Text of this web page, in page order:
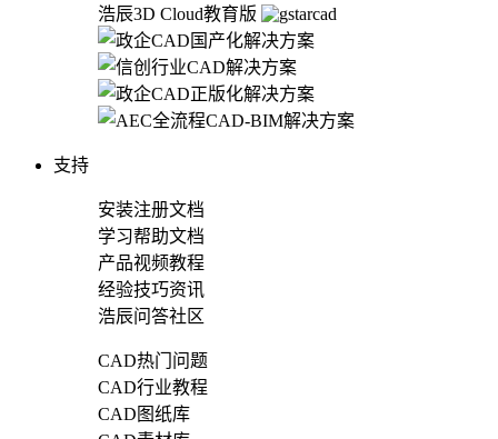
浩辰3D Cloud教育版
支持
安装注册文档
学习帮助文档
产品视频教程
经验技巧资讯
浩辰问答社区
CAD热门问题
CAD行业教程
CAD图纸库